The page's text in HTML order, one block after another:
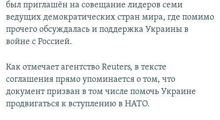
был приглашён на совещание лидеров семи
ведущих демократических стран мира, где помимо
прочего обсуждалась и поддержка Украины в
войне с Россией.
Как отмечает агентство Reuters, в тексте
соглашения прямо упоминается о том, что
документ призван в том числе помочь Украине
продвигаться к вступлению в НАТО.